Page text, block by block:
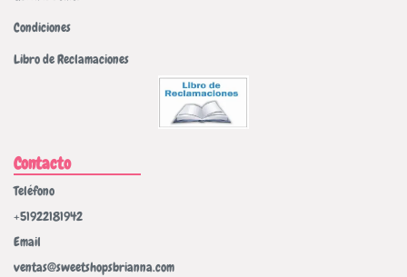
Condiciones
Libro de Reclamaciones
Contacto
Teléfono
+51922181942
Email
ventas@sweetshopsbrianna.com